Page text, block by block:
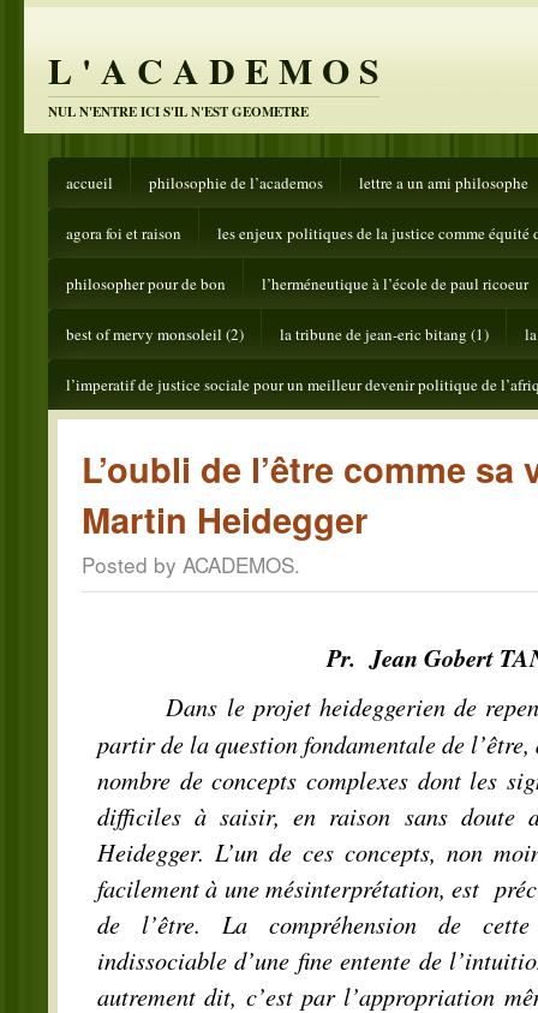
L ' A C A D E M O S
NUL N'ENTRE ICI S'IL N'EST GEOMETRE
accueil philosophie de l’academos lettre a un ami philosophe
agora foi et raison les enjeux politiques de la justice comme équité
philosopher pour de bon l’herméneutique à l’école de paul ricoeur
best of mervy monsoleil (2) la tribune de jean-eric bitang (1)
l’imperatif de justice sociale pour un meilleur devenir politique de
L’oubli de l’être comme sa
Martin Heidegger
Posted by ACADEMOS.
Pr. Jean Gobert
Dans le projet heideggerien de
partir de la question fondamentale de
nombre de concepts complexes dont les
difficiles à saisir, en raison sans doute
Heidegger. L’un de ces concepts, non
facilement à une mésinterprétation, est
de l’être. La compréhension de
indissociable d’une fine entente de
autrement dit, c’est par l’appropriation